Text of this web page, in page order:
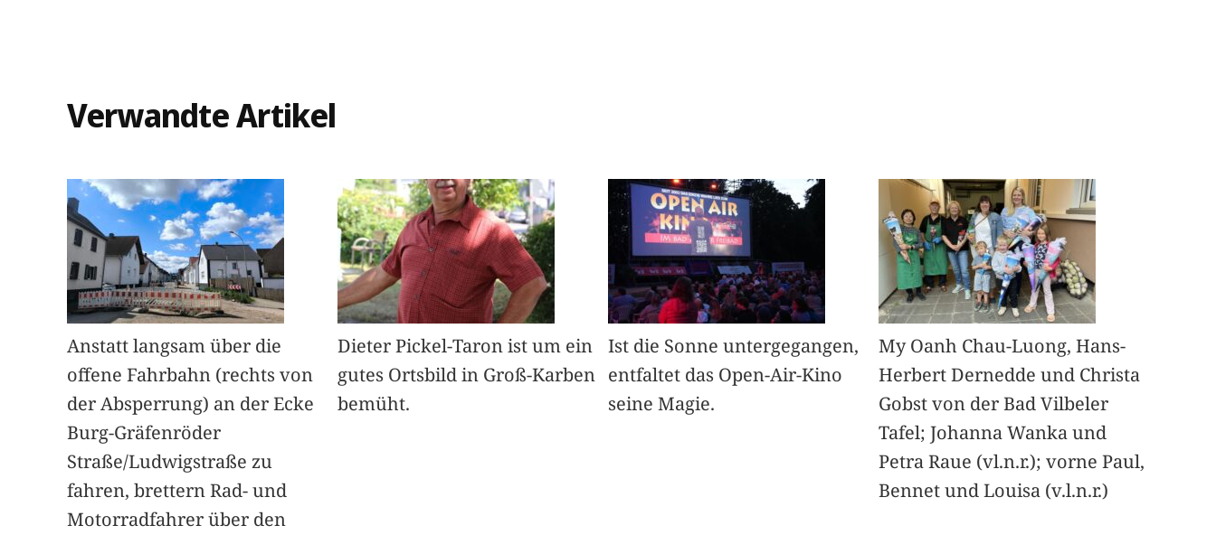
Verwandte Artikel
Anstatt langsam über die
offene Fahrbahn (rechts von
der Absperrung) an der Ecke
Burg-Gräfenröder
Straße/Ludwigstraße zu
fahren, brettern Rad- und
Motorradfahrer über den
Dieter Pickel-Taron ist um ein
gutes Ortsbild in Groß-Karben
bemüht.
Ist die Sonne untergegangen,
entfaltet das Open-Air-Kino
seine Magie.
My Oanh Chau-Luong, Hans-
Herbert Dernedde und Christa
Gobst von der Bad Vilbeler
Tafel; Johanna Wanka und
Petra Raue (vl.n.r.); vorne Paul,
Bennet und Louisa (v.l.n.r.)